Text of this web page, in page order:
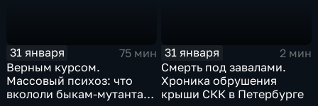
31 января
75 мин
Верным курсом.
Массовый психоз: что
вкололи быкам-мутантам,
31 января
2 мин
Смерть под завалами.
Хроника обрушения
крыши СКК в Петербурге